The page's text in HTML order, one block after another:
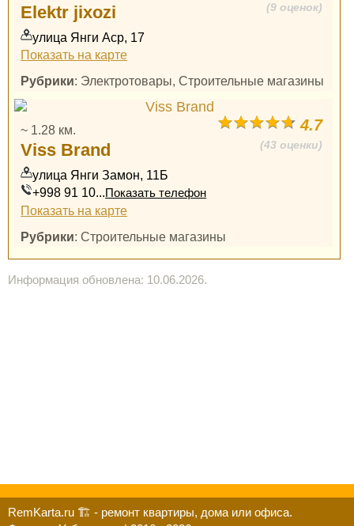
(9 оценок)
Elektr jixozi
улица Янги Аср, 17
Показать на карте
Рубрики: Электротовары, Строительные магазины
4.7
(43 оценки)
~ 1.28 км.
Viss Brand
улица Янги Замон, 11Б
+998 91 10...Показать телефон
Показать на карте
Рубрики: Строительные магазины
Информация обновлена: 10.06.2026.
RemKarta.ru 🏗️ - ремонт квартиры, дома или офиса.